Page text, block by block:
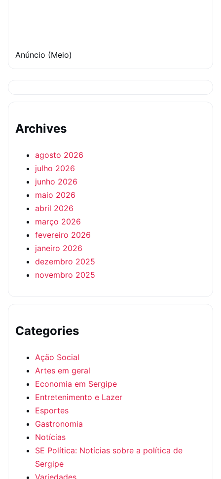
Anúncio (Meio)
Archives
agosto 2026
julho 2026
junho 2026
maio 2026
abril 2026
março 2026
fevereiro 2026
janeiro 2026
dezembro 2025
novembro 2025
Categories
Ação Social
Artes em geral
Economia em Sergipe
Entretenimento e Lazer
Esportes
Gastronomia
Notícias
SE Política: Notícias sobre a política de
Sergipe
Variedades